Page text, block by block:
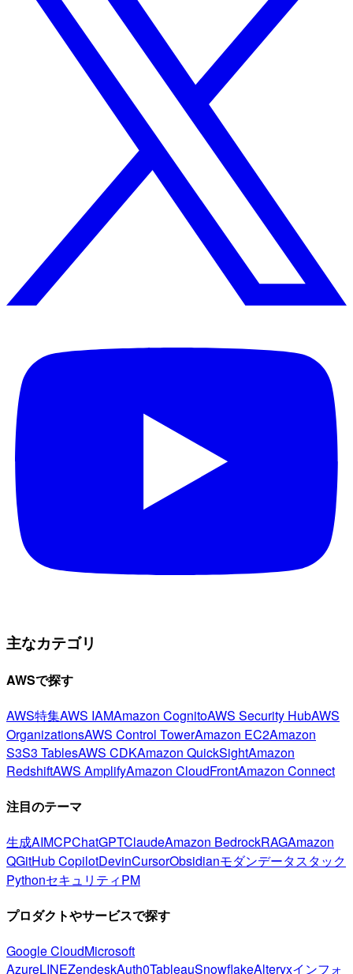
主なカテゴリ
AWSで探す
AWS特集AWS IAMAmazon CognitoAWS Security HubAWS
OrganizationsAWS Control TowerAmazon EC2Amazon
S3S3 TablesAWS CDKAmazon QuickSightAmazon
RedshiftAWS AmplifyAmazon CloudFrontAmazon Connect
注目のテーマ
生成AIMCPChatGPTClaudeAmazon BedrockRAGAmazon
QGitHub CopilotDevinCursorObsidianモダンデータスタック
PythonセキュリティPM
プロダクトやサービスで探す
Google CloudMicrosoft
AzureLINEZendeskAuth0TableauSnowflakeAlteryxインフォ